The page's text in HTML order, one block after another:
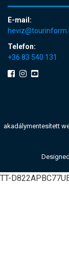
E-mail:
Telefon:
+36 83 540 131
akadálymentesített
TT-